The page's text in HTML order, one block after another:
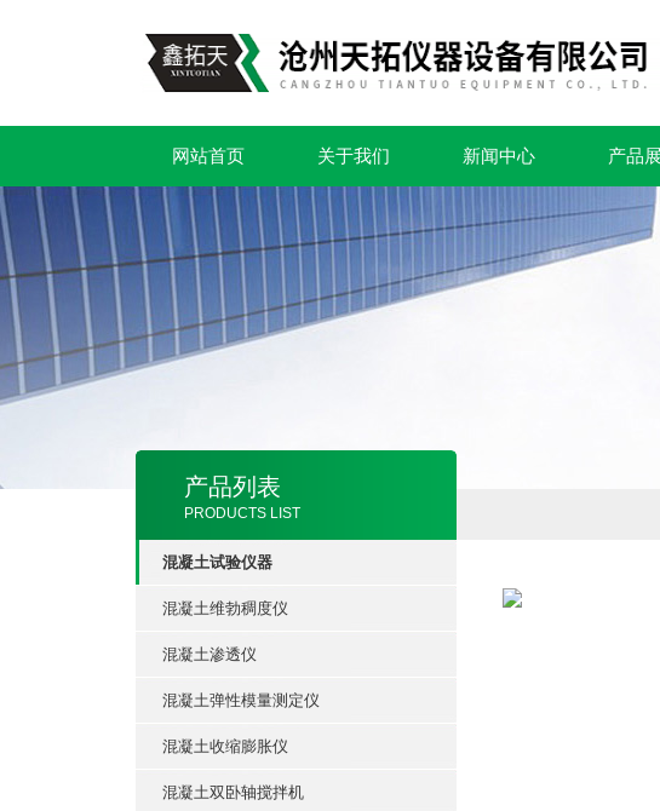
网站首页 关于我们 新闻中心 产品
产品列表
PRODUCTS LIST
混凝土试验仪器
混凝土维勃稠度仪
混凝土渗透仪
混凝土弹性模量测定仪
混凝土收缩膨胀仪
混凝土双卧轴搅拌机